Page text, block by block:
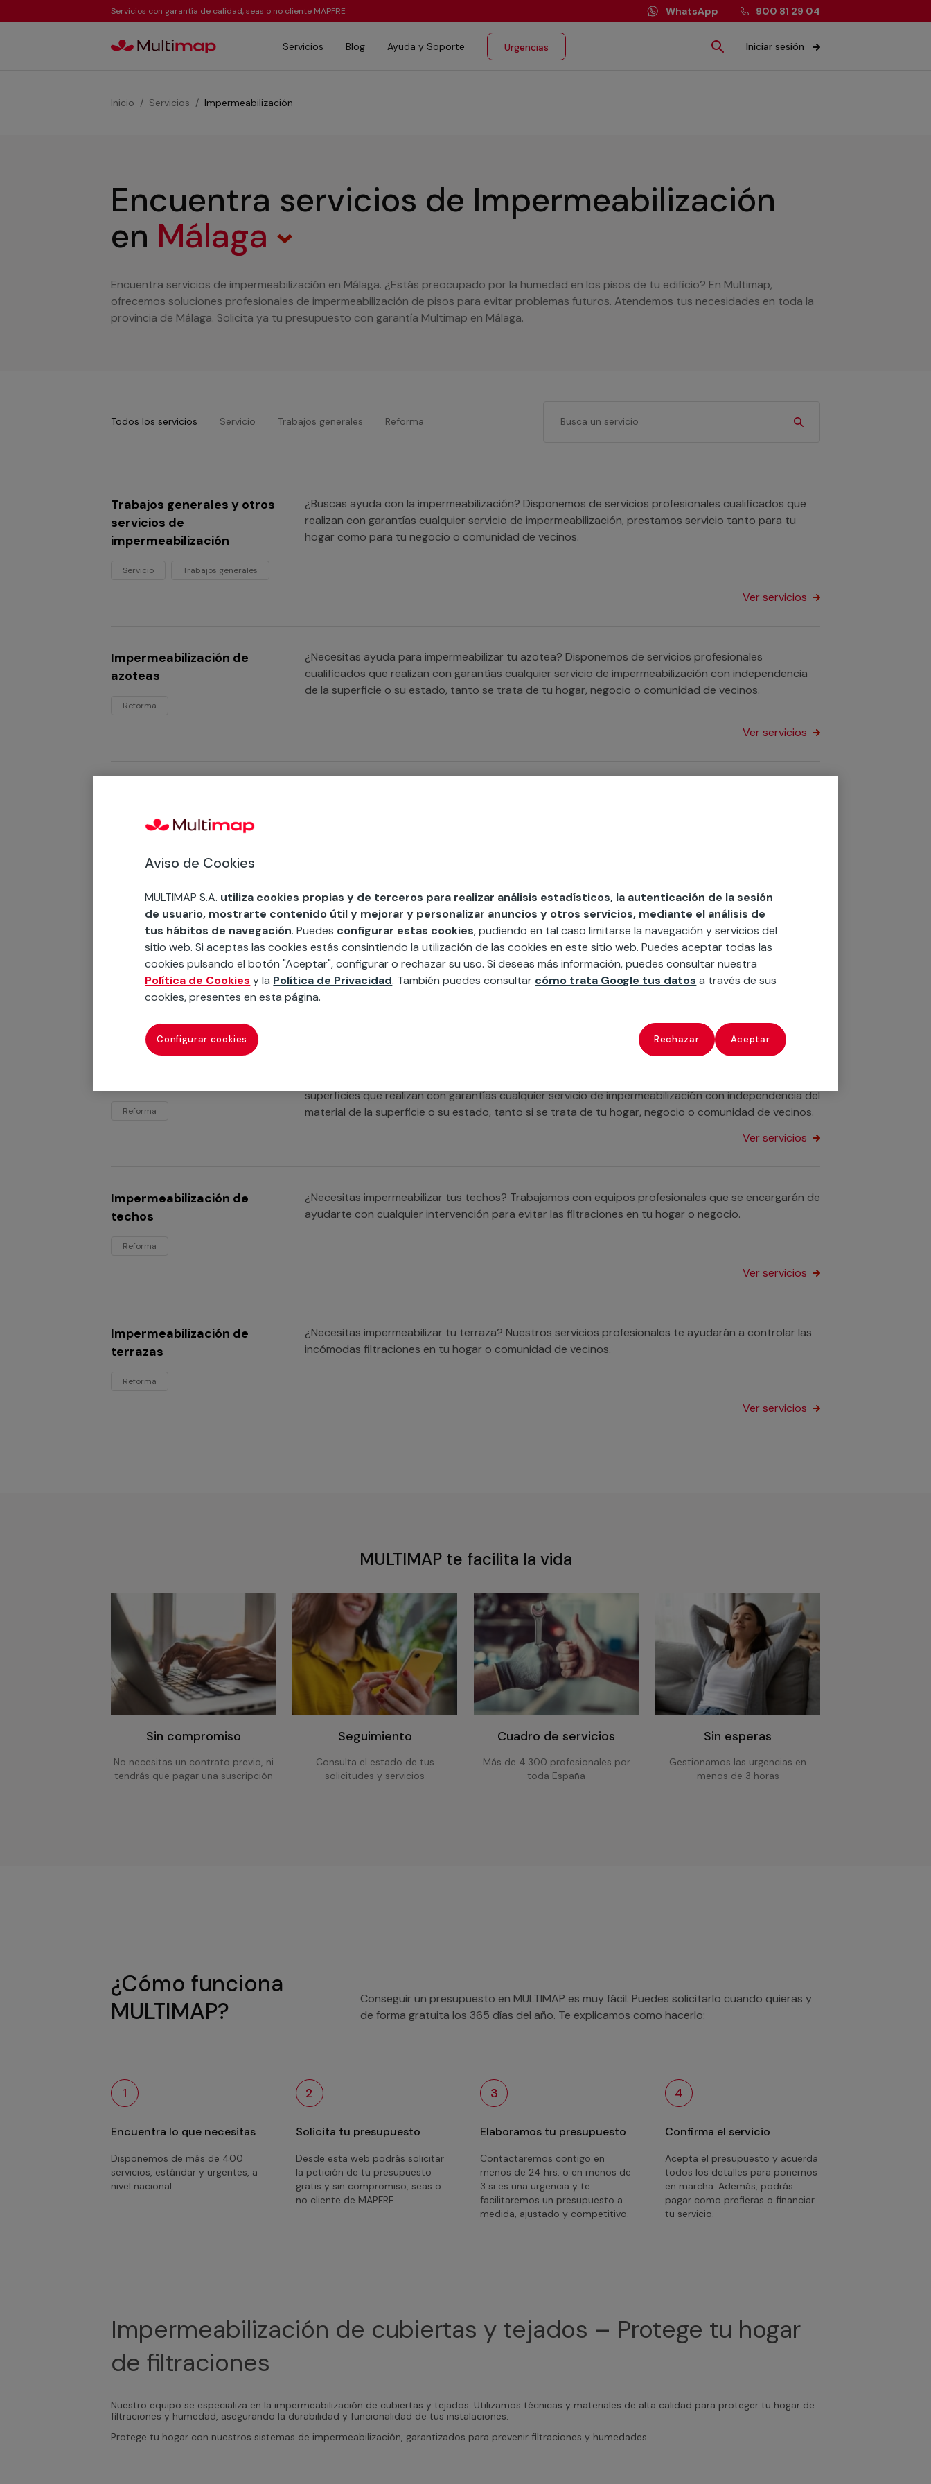
Servicios con garantía de calidad, seas o no cliente MAPFRE WhatsApp 900 81 29 04
Servicios Blog Ayuda y Soporte Urgencias Iniciar sesión
Inicio Servicios Impermeabilización
Encuentra servicios de Impermeabilización
en Málaga
Encuentra servicios de impermeabilización en Málaga. ¿Estás preocupado por la humedad en los pisos de tu edificio? En Multimap,
ofrecemos soluciones profesionales de impermeabilización de pisos para evitar problemas futuros. Atendemos tus necesidades en toda la
provincia de Málaga. Solicita ya tu presupuesto con garantía Multimap en Málaga.
Todos los servicios Servicio Trabajos generales Reforma
Trabajos generales y otros
servicios de
impermeabilización
Servicio Trabajos generales
¿Buscas ayuda con la impermeabilización? Disponemos de servicios profesionales cualificados que
realizan con garantías cualquier servicio de impermeabilización, prestamos servicio tanto para tu
hogar como para tu negocio o comunidad de vecinos.
Ver servicios
Impermeabilización de
azoteas
Reforma
¿Necesitas ayuda para impermeabilizar tu azotea? Disponemos de servicios profesionales
cualificados que realizan con garantías cualquier servicio de impermeabilización con independencia
de la superficie o su estado, tanto se trata de tu hogar, negocio o comunidad de vecinos.
Ver servicios
Impermeabilización de
piscinas
Reforma
¿Buscas a alguien que te ayude con la impermeabilización de piscinas? Contamos con equipos de
expertos en la materia que cubrirán cualquier necesidad en la impermeabilización de piscinas de
hormigón o de cualquier otro tipo.
Reforma
superficies que realizan con garantías cualquier servicio de impermeabilización con independencia del
material de la superficie o su estado, tanto si se trata de tu hogar, negocio o comunidad de vecinos.
Ver servicios
Impermeabilización de
techos
Reforma
¿Necesitas impermeabilizar tus techos? Trabajamos con equipos profesionales que se encargarán de
ayudarte con cualquier intervención para evitar las filtraciones en tu hogar o negocio.
Ver servicios
Impermeabilización de
terrazas
Reforma
¿Necesitas impermeabilizar tu terraza? Nuestros servicios profesionales te ayudarán a controlar las
incómodas filtraciones en tu hogar o comunidad de vecinos.
Ver servicios
MULTIMAP te facilita la vida
Sin compromiso
No necesitas un contrato previo, ni
tendrás que pagar una suscripción
Seguimiento
Consulta el estado de tus
solicitudes y servicios
Cuadro de servicios
Más de 4.300 profesionales por
toda España
Sin esperas
Gestionamos las urgencias en
menos de 3 horas
¿Cómo funciona
MULTIMAP?
Conseguir un presupuesto en MULTIMAP es muy fácil. Puedes solicitarlo cuando quieras y
de forma gratuita los 365 días del año. Te explicamos como hacerlo:
1
Encuentra lo que necesitas
Disponemos de más de 400
servicios, estándar y urgentes, a
nivel nacional.
2
Solicita tu presupuesto
Desde esta web podrás solicitar
la petición de tu presupuesto
gratis y sin compromiso, seas o
no cliente de MAPFRE.
3
Elaboramos tu presupuesto
Contactaremos contigo en
menos de 24 hrs. o en menos de
3 si es una urgencia y te
facilitaremos un presupuesto a
medida, ajustado y competitivo.
4
Confirma el servicio
Acepta el presupuesto y acuerda
todos los detalles para ponernos
en marcha. Además, podrás
pagar como prefieras o financiar
tu servicio.
Impermeabilización de cubiertas y tejados – Protege tu hogar
de filtraciones
Nuestro equipo se especializa en la impermeabilización de cubiertas y tejados. Utilizamos técnicas y materiales de alta calidad para proteger tu hogar de
filtraciones y humedad, asegurando la durabilidad y funcionalidad de tus instalaciones.
Protege tu hogar con nuestros sistemas de impermeabilización, garantizados para prevenir filtraciones y humedades.
Aviso de Cookies
MULTIMAP S.A. utiliza cookies propias y de terceros para realizar análisis estadísticos, la autenticación de la sesión
de usuario, mostrarte contenido útil y mejorar y personalizar anuncios y otros servicios, mediante el análisis de
tus hábitos de navegación. Puedes configurar estas cookies, pudiendo en tal caso limitarse la navegación y servicios del
sitio web. Si aceptas las cookies estás consintiendo la utilización de las cookies en este sitio web. Puedes aceptar todas las
cookies pulsando el botón "Aceptar", configurar o rechazar su uso. Si deseas más información, puedes consultar nuestra
Política de Cookies y la Política de Privacidad. También puedes consultar cómo trata Google tus datos a través de sus
cookies, presentes en esta página.
Configurar cookies Rechazar Aceptar